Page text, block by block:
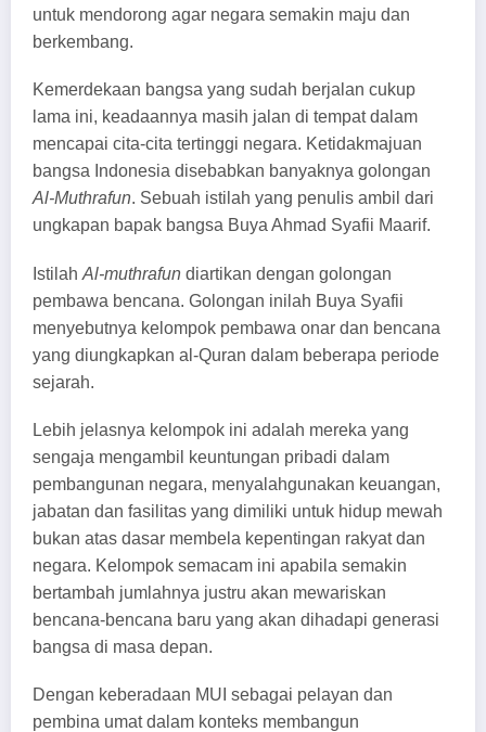
untuk mendorong agar negara semakin maju dan
berkembang.
Kemerdekaan bangsa yang sudah berjalan cukup
lama ini, keadaannya masih jalan di tempat dalam
mencapai cita-cita tertinggi negara. Ketidakmajuan
bangsa Indonesia disebabkan banyaknya golongan
Al-Muthrafun. Sebuah istilah yang penulis ambil dari
ungkapan bapak bangsa Buya Ahmad Syafii Maarif.
Istilah Al-muthrafun diartikan dengan golongan
pembawa bencana. Golongan inilah Buya Syafii
menyebutnya kelompok pembawa onar dan bencana
yang diungkapkan al-Quran dalam beberapa periode
sejarah.
Lebih jelasnya kelompok ini adalah mereka yang
sengaja mengambil keuntungan pribadi dalam
pembangunan negara, menyalahgunakan keuangan,
jabatan dan fasilitas yang dimiliki untuk hidup mewah
bukan atas dasar membela kepentingan rakyat dan
negara. Kelompok semacam ini apabila semakin
bertambah jumlahnya justru akan mewariskan
bencana-bencana baru yang akan dihadapi generasi
bangsa di masa depan.
Dengan keberadaan MUI sebagai pelayan dan
pembina umat dalam konteks membangun